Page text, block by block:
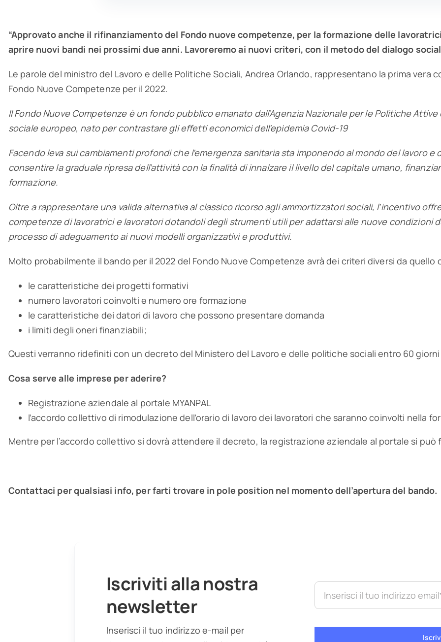
“Approvato anche il rifinanziamento del Fondo nuove competenze, per la formazione delle
aprire nuovi bandi nei prossimi due anni. Lavoreremo ai nuovi criteri, con il metodo del dialogo
Le parole del ministro del Lavoro e delle Politiche Sociali, Andrea Orlando, rappresentano la prima vera
Fondo Nuove Competenze per il 2022.
Il Fondo Nuove Competenze è un fondo pubblico emanato dall’Agenzia Nazionale per le Politiche
sociale europeo, nato per contrastare gli effetti economici dell’epidemia Covid-19
Facendo leva sui cambiamenti profondi che l’emergenza sanitaria sta imponendo al mondo del lavoro
consentire la graduale ripresa dell’attività con la finalità di innalzare il livello del capitale umano,
formazione.
Oltre a rappresentare una valida alternativa al classico ricorso agli ammortizzatori sociali, l’incentivo
competenze di lavoratrici e lavoratori dotandoli degli strumenti utili per adattarsi alle nuove condizioni
processo di adeguamento ai nuovi modelli organizzativi e produttivi.
Molto probabilmente il bando per il 2022 del Fondo Nuove Competenze avrà dei criteri diversi da
le caratteristiche dei progetti formativi
numero lavoratori coinvolti e numero ore formazione
le caratteristiche dei datori di lavoro che possono presentare domanda
i limiti degli oneri finanziabili;
Questi verranno ridefiniti con un decreto del Ministero del Lavoro e delle politiche sociali entro 60
Cosa serve alle imprese per aderire?
Registrazione aziendale al portale MYANPAL
l’accordo collettivo di rimodulazione dell’orario di lavoro dei lavoratori che saranno coinvolti nella
Mentre per l’accordo collettivo si dovrà attendere il decreto, la registrazione aziendale al portale si può
Contattaci per qualsiasi info, per farti trovare in pole position nel momento dell’apertura del bando.
Iscriviti alla nostra
newsletter
Inserisci il tuo indirizzo e-mail per